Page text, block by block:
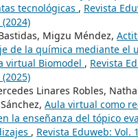
tecnológicas , Revista
Migzu Méndez,
de la química mediante el
virtual Biomodel , Revista
Linares Robles,
Aula virtual como
la enseñanza del tópico
, Revista Eduweb: Vol.